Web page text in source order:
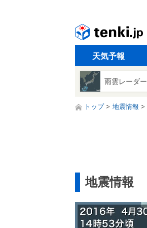
天気予報
雨雲レーダー
トップ 地震情報
地震情報